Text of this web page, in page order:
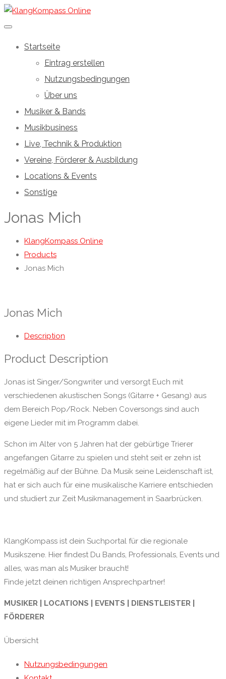
Startseite
Eintrag erstellen
Nutzungsbedingungen
Über uns
Musiker & Bands
Musikbusiness
Live, Technik & Produktion
Vereine, Förderer & Ausbildung
Locations & Events
Sonstige
Jonas Mich
KlangKompass Online
Products
Jonas Mich
Jonas Mich
Description
Product Description
Jonas ist Singer/Songwriter und versorgt Euch mit
verschiedenen akustischen Songs (Gitarre + Gesang) aus
dem Bereich Pop/Rock. Neben Coversongs sind auch
eigene Lieder mit im Programm dabei.
Schon im Alter von 5 Jahren hat der gebürtige Trierer
angefangen Gitarre zu spielen und steht seit er zehn ist
regelmäßig auf der Bühne. Da Musik seine Leidenschaft ist,
hat er sich auch für eine musikalische Karriere entschieden
und studiert zur Zeit Musikmanagement in Saarbrücken.
KlangKompass ist dein Suchportal für die regionale
Musikszene. Hier findest Du Bands, Professionals, Events und
alles, was man als Musiker braucht!
Finde jetzt deinen richtigen Ansprechpartner!
MUSIKER | LOCATIONS | EVENTS | DIENSTLEISTER |
FÖRDERER
Übersicht
Nutzungsbedingungen